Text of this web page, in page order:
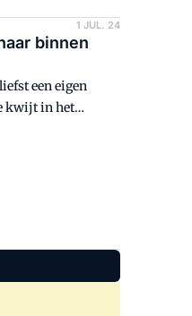
1 JUL. 24
binnen
een eigen
kwijt in het